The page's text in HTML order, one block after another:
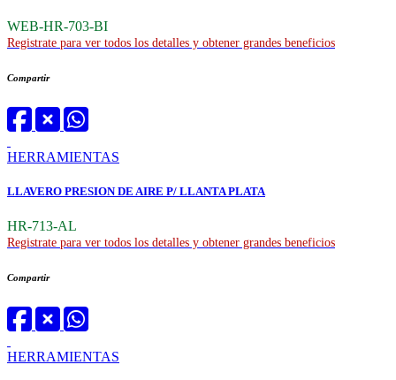
WEB-HR-703-BI
Registrate para ver todos los detalles y obtener grandes beneficios
Compartir
HERRAMIENTAS
LLAVERO PRESION DE AIRE P/ LLANTA PLATA
HR-713-AL
Registrate para ver todos los detalles y obtener grandes beneficios
Compartir
HERRAMIENTAS